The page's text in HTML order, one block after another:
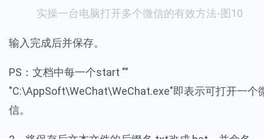
实操一台电脑打开多个微信的有效方法-图10
输入完成后并保存。
PS：文档中每一个start ""
"C:\AppSoft\WeChat\WeChat.exe"即表示可打开一个
信。